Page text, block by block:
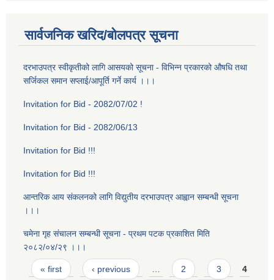
सार्वजनिक खरिद/बोलपत्र सूचना
दरभाउपत्र स्वीकृतीको लागि आसयको सूचना - विभिन्न प्रकारको औषधि तथा
सर्जिकल समान सप्लाई/आपूर्ति गर्ने कार्य ।।।
Invitation for Bid - 2082/07/02 !
Invitation for Bid - 2082/06/13
Invitation for Bid !!!
Invitation for Bid !!!
आन्तरिक आय संकलनको लागि विद्युतीय दरभाउपत्र आह्वान सम्बन्धी सूचना
।।।
चमेना गृह स‌ंचालन सम्बन्धी सूचना - प्रथम पटक प्रकाशित मिति
२०८२/०४/२९ ।।।
Pages
« first ‹ previous … 2 3 4